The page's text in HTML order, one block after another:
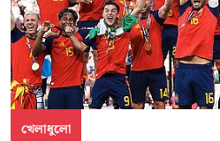
খেলাধুলো